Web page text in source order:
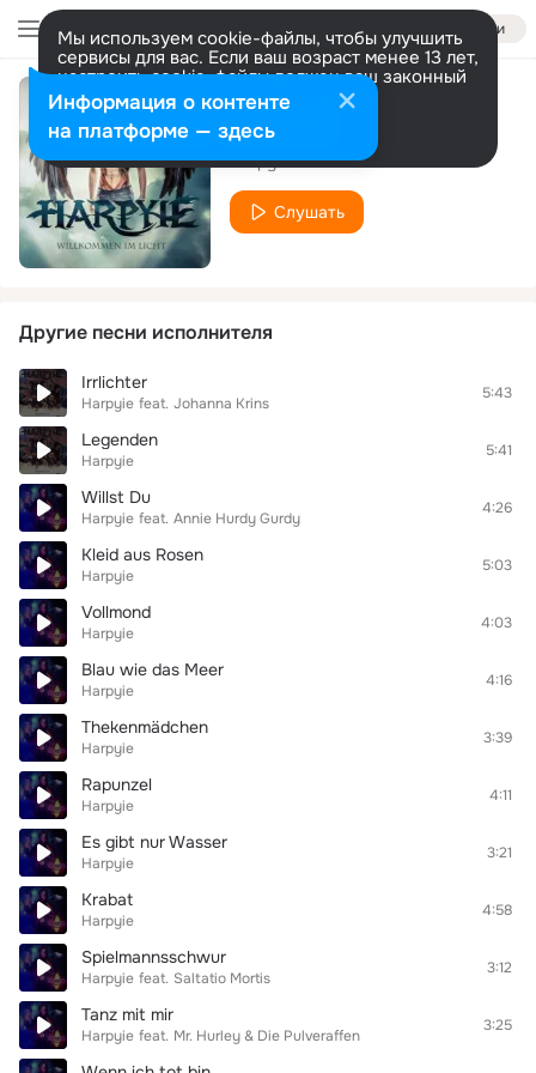
Войти
Мы используем cookie-файлы, чтобы улучшить
сервисы для вас. Если ваш возраст менее 13 лет,
настроить cookie-файлы должен ваш законный
представитель. Больше информации
Разрешить все Настроить
Ausgebrannt
Harpyie
Слушать
Другие песни исполнителя
Irrlichter
Harpyie feat. Johanna Krins
5:43
Legenden
Harpyie
5:41
Willst Du
Harpyie feat. Annie Hurdy Gurdy
4:26
Kleid aus Rosen
Harpyie
5:03
Vollmond
Harpyie
4:03
Blau wie das Meer
Harpyie
4:16
Thekenmädchen
Harpyie
3:39
Rapunzel
Harpyie
4:11
Es gibt nur Wasser
Harpyie
3:21
Krabat
Harpyie
4:58
Spielmannsschwur
Harpyie feat. Saltatio Mortis
3:12
Tanz mit mir
Harpyie feat. Mr. Hurley & Die Pulveraffen
3:25
Информация о контенте
на платформе — здесь